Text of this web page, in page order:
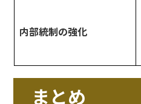
内部統制の強化
まとめ